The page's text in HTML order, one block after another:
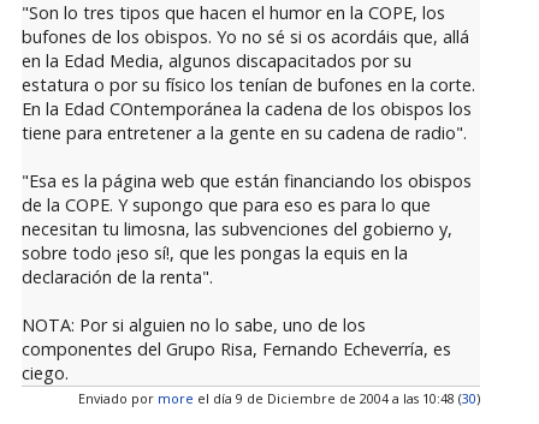
"Son lo tres tipos que hacen el humor en la COPE, los
bufones de los obispos. Yo no sé si os acordáis que, allá
en la Edad Media, algunos discapacitados por su
estatura o por su físico los tenían de bufones en la corte.
En la Edad COntemporánea la cadena de los obispos los
tiene para entretener a la gente en su cadena de radio".
"Esa es la página web que están financiando los obispos
de la COPE. Y supongo que para eso es para lo que
necesitan tu limosna, las subvenciones del gobierno y,
sobre todo ¡eso sí!, que les pongas la equis en la
declaración de la renta".
NOTA: Por si alguien no lo sabe, uno de los
componentes del Grupo Risa, Fernando Echeverría, es
ciego.
Enviado por more el día 9 de Diciembre de 2004 a las 10:48 (30)